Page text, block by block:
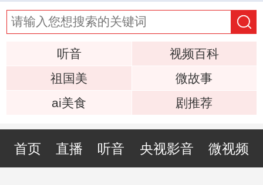
听音
视频百科
祖国美
微故事
ai美食
剧推荐
首页 直播 听音 央视影音 微视频